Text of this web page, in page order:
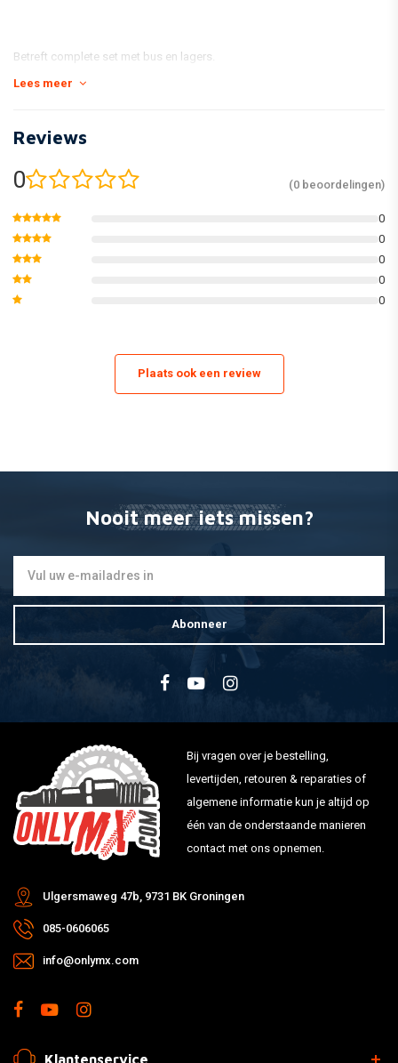
Betreft complete set met bus en lagers.
Lees meer
Reviews
0 (0 beoordelingen)
0
0
0
0
0
Plaats ook een review
Nooit meer iets missen?
Abonneer
Bij vragen over je bestelling,
levertijden, retouren & reparaties of
algemene informatie kun je altijd op
één van de onderstaande manieren
contact met ons opnemen.
Ulgersmaweg 47b, 9731 BK Groningen
085-0606065
info@onlymx.com